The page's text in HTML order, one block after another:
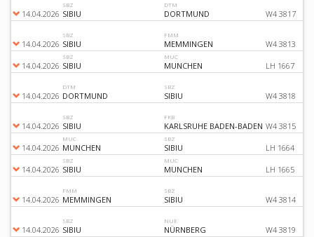
14.04.2026
SBZ
SIBIU
DTM
DORTMUND W4 3817
14.04.2026
SBZ
SIBIU
FMM
MEMMINGEN W4 3813
14.04.2026
SBZ
SIBIU
MUC
MUNCHEN LH 1667
14.04.2026
DTM
DORTMUND
SBZ
SIBIU W4 3818
14.04.2026
SBZ
SIBIU
FKB
KARLSRUHE BADEN-BADEN W4 3815
14.04.2026
MUC
MUNCHEN
SBZ
SIBIU LH 1664
14.04.2026
SBZ
SIBIU
MUC
MUNCHEN LH 1665
14.04.2026
FMM
MEMMINGEN
SBZ
SIBIU W4 3814
14.04.2026
SBZ
SIBIU
NUE
NÜRNBERG W4 3819